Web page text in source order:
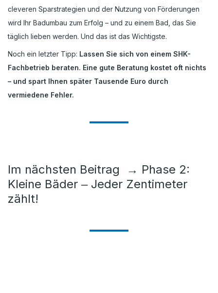
cleveren Sparstrategien und der Nutzung von Förderungen
wird Ihr Badumbau zum Erfolg – und zu einem Bad, das Sie
täglich lieben werden. Und das ist das Wichtigste.
Noch ein letzter Tipp: Lassen Sie sich von einem SHK-
Fachbetrieb beraten. Eine gute Beratung kostet oft nichts
– und spart Ihnen später Tausende Euro durch
vermiedene Fehler.
Im nächsten Beitrag → Phase 2:
Kleine Bäder ‒ Jeder Zentimeter
zählt!